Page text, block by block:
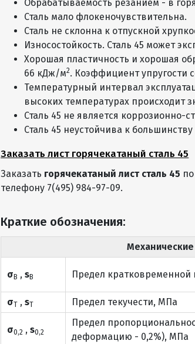
Лист 1,8 Сталь 45
Лист 2 Сталь 45 2,0
Лист 2,2 Сталь 45 2,2
Лист 2,5 Сталь 45
Лист 2,8 Сталь 45 2,8
Лист 3 Сталь 45
Лист 3,2 Сталь 45
Лист 3,5 Сталь 45 3,5
Лист 3,8 Сталь 45 3,8
Лист 3,9 Сталь 45 3,9
Обрабатываемость резанием - в
Сталь мало флокеночувствительна.
Сталь не склонна к отпускной
Износостойкость. Сталь 45 может
Хорошая пластичность и хорошая
66 кДж/м2. Коэффициент упругости
Температурный интервал
высоких температурах происходит
Сталь 45 не является коррозионно-
Сталь 45 неустойчива к
Заказать лист горячекатаный сталь 45
Заказать горячекатаный лист сталь 45
телефону 7(495) 984-97-09.
Краткие обозначения:
Механические
σВ ,sВ Предел кратковременной
σТ ,sТ Предел текучести, МПа
σ0,2 ,s0,2
Предел
деформацию - 0,2%), МПа